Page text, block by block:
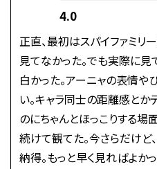
4.0
正直、最初はスパイファミリ
見てなかった。でも実際に見
白かった。アーニャの表情
い。キャラ同士の距離感とか
のにちゃんとほっこりする場
続けて観てた。今さらだけど
納得。もっと早く見ればよかっ